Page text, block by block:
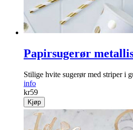
Papirsugerør
Stilige hvite sugerør med striper i
info
kr59
Kjøp